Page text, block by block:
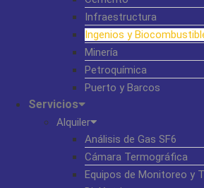
Infraestructura
Ingenios y
Minería
Petroquímica
Puerto y Barcos
Servicios
Alquiler
Análisis de Gas SF6
Cámara Termográfica
Equipos de Monitoreo y